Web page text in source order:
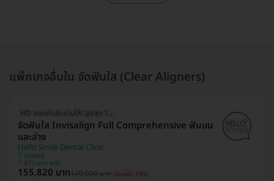
แพ็กเกจอื่นใน จัดฟันใส (Clear Aligners)
HD ออกค่าประเมินให้! สูงสุด 1500 บ.
จัดฟันใส Invisalign Full Comprehensive ฟันบน
และล่าง
Hello Smile Dental Clinic
ปทุมธานี
BTS แยก คปอ.
155,820 บาท179,000 บาท ประหยัด 13%